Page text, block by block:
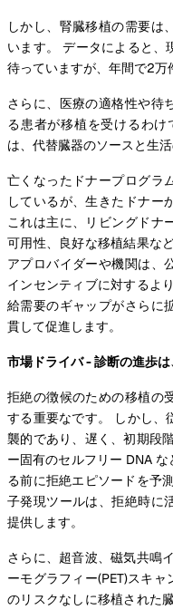
しかし、腎臓移植の需要は
います。 データによると、
待っていますが、年間で2万
さらに、医療の適格性や待
る患者が移植を受けるわ
は、代替臓器のソースと生
亡くなったドナープログラ
しているが、生きたドナー
これは主に、リビングドナ
可用性、良好な移植結果な
アプロバイダーや機関は、
インセンティブに対するよ
給需要のギャップがさらに
貫して促進します。
市場ドライバ - 診断の進歩
拒絶の徴候のための移植の
する重要なです。 しかし、
襲的であり、遅く、初期段
ー固有のセルフリー DNA
る前に拒絶エピソードを予
子発現ツールは、拒絶時に
提供します。
さらに、超音波、磁気共鳴
ーモグラフィー(PET)スキ
のリスクなしに移植された